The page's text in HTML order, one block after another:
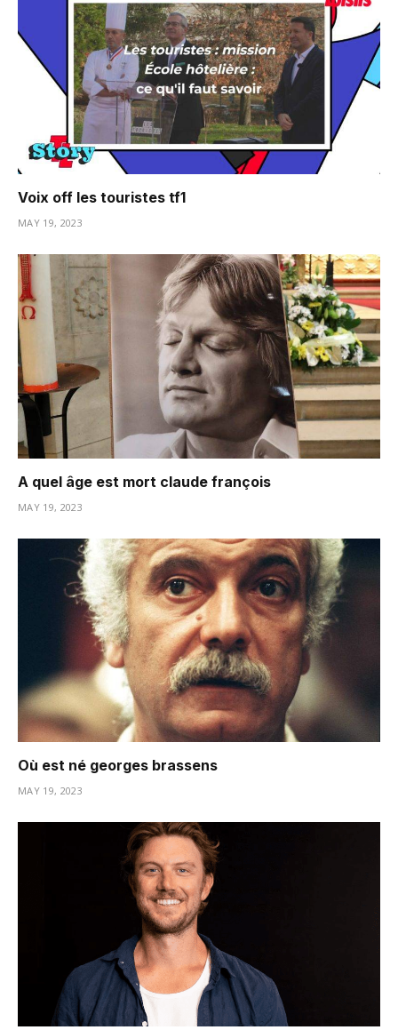
Voix off les touristes tf1
MAY 19, 2023
A quel âge est mort claude françois
MAY 19, 2023
Où est né georges brassens
MAY 19, 2023